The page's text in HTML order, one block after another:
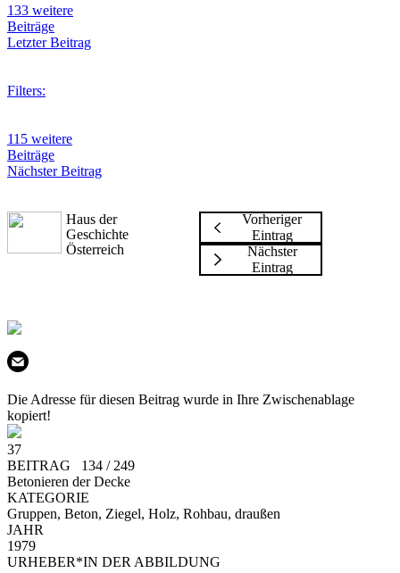
133 weitere
Beiträge
Letzter Beitrag
Filters:
115 weitere
Beiträge
Nächster Beitrag
Haus der
Geschichte
Österreich
Vorheriger
Eintrag
Nächster
Eintrag
Die Adresse für diesen Beitrag wurde in Ihre Zwischenablage
kopiert!
37
BEITRAG 134 / 249
Betonieren der Decke
KATEGORIE
Gruppen, Beton, Ziegel, Holz, Rohbau, draußen
JAHR
1979
URHEBER*IN DER ABBILDUNG